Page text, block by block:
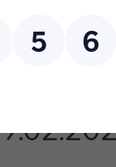
інсуліну,
що